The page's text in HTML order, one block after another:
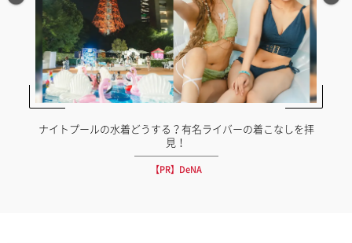
ナイトプールの水着どうする？有名ライバーの着こなしを拝
見！
【PR】DeNA